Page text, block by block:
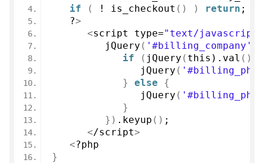
if
( ! is_checkout () ) return ;
   ?
>
<script type="text/javascript"
jQuery ( '#billing_company'
if
( jQuery ( this).val ()
jQuery (
}
else
{
jQuery (
}
}) . keyup () ;
</script>
<?php
}